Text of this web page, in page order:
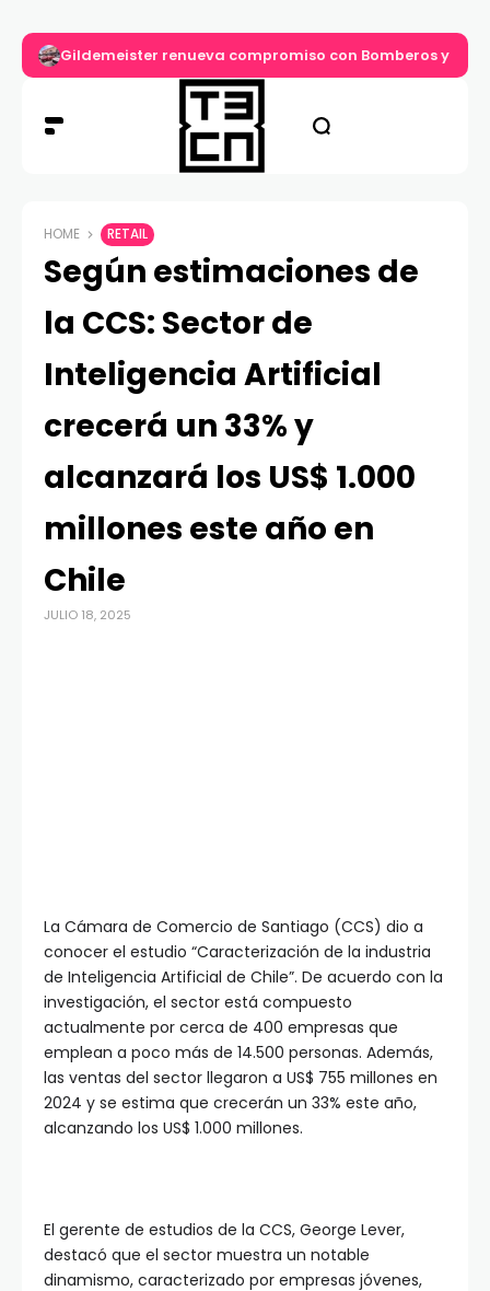
Gildemeister renueva compromiso con Bomberos y
HOME RETAIL
Según estimaciones de
la CCS: Sector de
Inteligencia Artificial
crecerá un 33% y
alcanzará los US$ 1.000
millones este año en
Chile
JULIO 18, 2025
La Cámara de Comercio de Santiago (CCS) dio a
conocer el estudio “Caracterización de la industria
de Inteligencia Artificial de Chile”. De acuerdo con la
investigación, el sector está compuesto
actualmente por cerca de 400 empresas que
emplean a poco más de 14.500 personas. Además,
las ventas del sector llegaron a US$ 755 millones en
2024 y se estima que crecerán un 33% este año,
alcanzando los US$ 1.000 millones.
El gerente de estudios de la CCS, George Lever,
destacó que el sector muestra un notable
dinamismo, caracterizado por empresas jóvenes,